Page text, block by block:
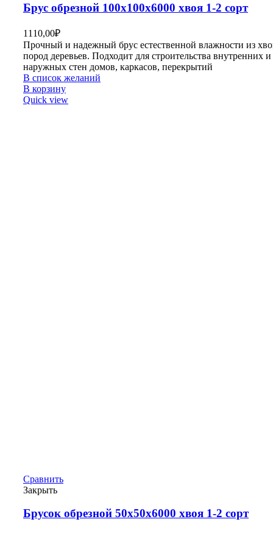
Брус обрезной 100х100х6000 хвоя 1-2 сорт
1110,00₽
Прочный и надежный брус естественной влажности из
пород деревьев. Подходит для строительства внутренних и
наружных стен домов, каркасов, перекрытий
В список желаний
В корзину
Quick view
Сравнить
Закрыть
Брусок обрезной 50х50х6000 хвоя 1-2 сорт